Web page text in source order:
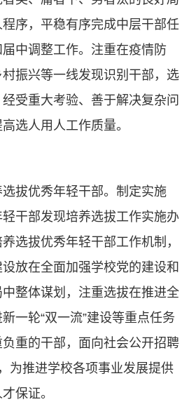
序，平稳有序完成中层干部任
中调整工作。注重在疫情防
振兴等一线发现识别干部，选
受重大考验、善于解决复杂问
选人用人工作质量。
拔优秀年轻干部。制定实施
轻干部发现培养选拔工作实施办
选拔优秀年轻干部工作机制，
放在全面加强学校党的建设和
整体谋划，注重选拔在推进全
一轮“双一流”建设等重点任务
重的干部，面向社会公开招聘
为推进学校各项事业发展提供
保证。